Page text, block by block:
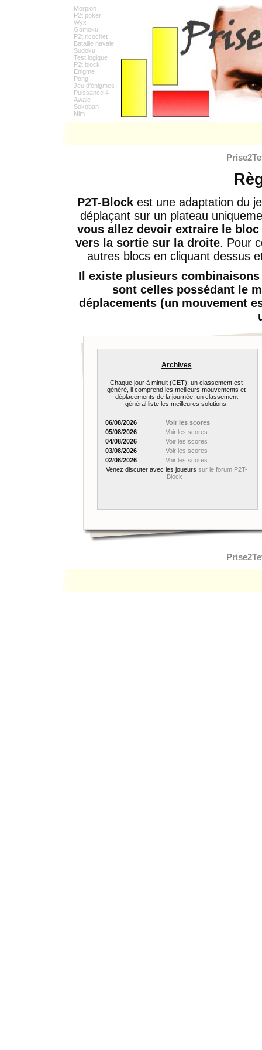
Morpion
P2t poker
Wyx
Gomoku
P2t ricochet
Bataille navale
Sudoku
Test logique
P2t block
Enigme
Pong
Jeu d'énigmes
Puissance 4
Awale
Sokoban
Nim
P2T-Blockest une adaptation du
déplaçant sur un plateau
vous allez devoir extraire le
vers la sortie sur la droite. Pour
autres blocs en cliquant dessus
Il existe plusieurs
sont celles possédant le
déplacements (un mouvement
Archives
Chaque jour à minuit (CET), un classement est
généré, il comprend les meilleurs mouvements et
déplacements de la journée, un classement
général liste les meilleures solutions.
06/08/2026
Voir les scores
05/08/2026
Voir les scores
04/08/2026
Voir les scores
03/08/2026
Voir les scores
02/08/2026
Voir les scores
Venez discuter avec les joueurs sur le forum P2T-
Block !